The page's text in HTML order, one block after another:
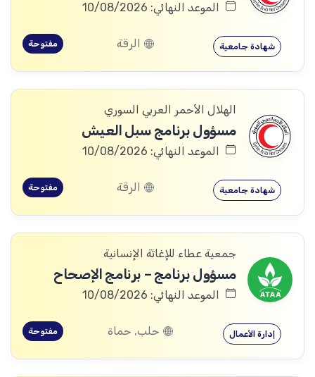
الموعد النهائي: 10/08/2026
شهادة جامعية الرقة مفتوحة
الهلال الأحمر العربي السوري
مسؤول برنامج سبل العيش
الموعد النهائي: 10/08/2026
شهادة جامعية الرقة مفتوحة
جمعية عطاء للإغاثة الإنسانية
مسؤول برنامج – برنامج الإصحاح
الموعد النهائي: 10/08/2026
إدارة الأعمال حلب, حماة مفتوحة